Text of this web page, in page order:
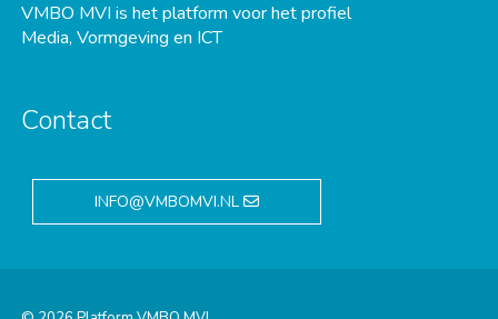
VMBO MVI is het platform voor het profiel
Media, Vormgeving en ICT
Contact
INFO@VMBOMVI.NL